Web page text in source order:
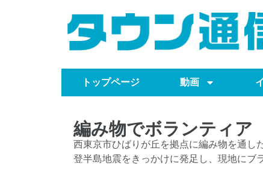
トップページ 動画
編み物でボランティ
西東京市ひばりが丘を拠点に編み物を通し
登半島地震をきっかけに発足し、現地にブ